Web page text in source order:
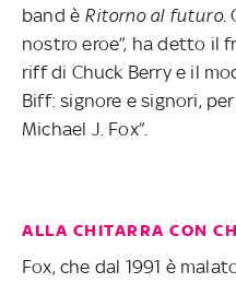
band è Ritorno al futuro.
nostro eroe”, ha detto il
riff di Chuck Berry e il
Biff: signore e signori,
Michael J. Fox”.
ALLA CHITARRA CON
Fox, che dal 1991 è